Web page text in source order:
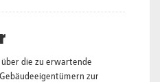
die zu erwartende
zur